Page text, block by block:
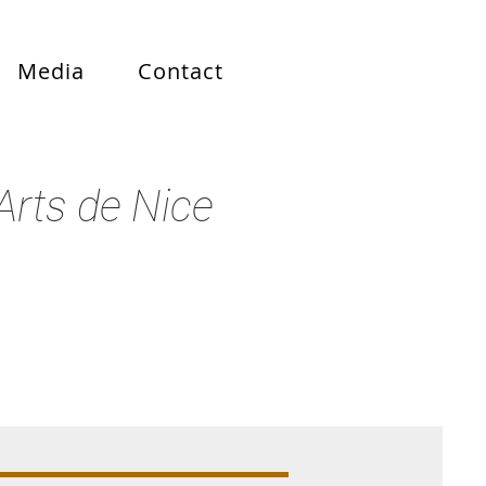
Media Contact
de Nice